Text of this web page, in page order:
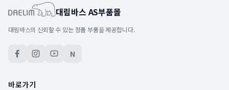
대림바스 AS부품몰
대림바스의 신뢰할 수 있는 정품 부품을 제공합니다.
N
바로가기